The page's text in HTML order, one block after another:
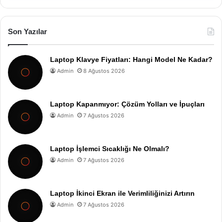
Son Yazılar
Laptop Klavye Fiyatları: Hangi Model Ne Kadar?
Admin 8 Ağustos 2026
Laptop Kapanmıyor: Çözüm Yolları ve İpuçları
Admin 7 Ağustos 2026
Laptop İşlemci Sıcaklığı Ne Olmalı?
Admin 7 Ağustos 2026
Laptop İkinci Ekran ile Verimliliğinizi Artırın
Admin 7 Ağustos 2026